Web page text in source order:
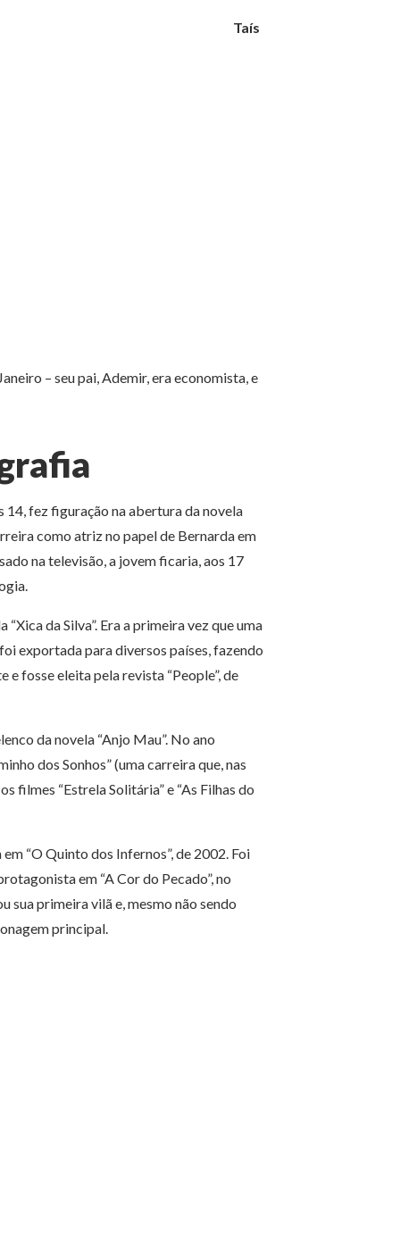
Taís
– seu pai, Ademir, era economista, e
14, fez figuração na abertura da novela
como atriz no papel de Bernarda em
na televisão, a jovem ficaria, aos 17
da Silva”. Era a primeira vez que uma
exportada para diversos países, fazendo
fosse eleita pela revista “People”, de
da novela “Anjo Mau”. No ano
dos Sonhos” (uma carreira que, nas
filmes “Estrela Solitária” e “As Filhas do
“O Quinto dos Infernos”, de 2002. Foi
em “A Cor do Pecado”, no
sua primeira vilã e, mesmo não sendo
principal.